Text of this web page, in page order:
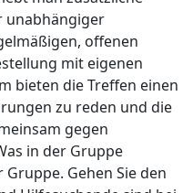
unabhängiger
offenen
mit eigenen
bieten die Treffen einen
zu reden und die
gegen
in der Gruppe
Gehen Sie den